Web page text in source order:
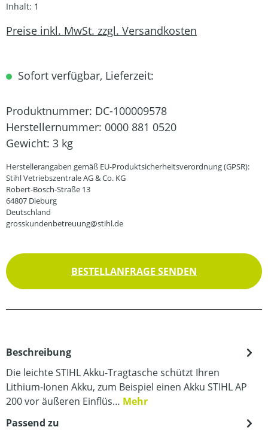
Inhalt: 1
Preise inkl. MwSt. zzgl. Versandkosten
Sofort verfügbar, Lieferzeit:
Produktnummer: DC-100009578
Herstellernummer: 0000 881 0520
Gewicht: 3 kg
Herstellerangaben gemäß EU-Produktsicherheitsverordnung (GPSR):
Stihl Vetriebszentrale AG & Co. KG
Robert-Bosch-Straße 13
64807 Dieburg
Deutschland
grosskundenbetreuung@stihl.de
BESTELLANFRAGE SENDEN
Beschreibung
Die leichte STIHL Akku-Tragtasche schützt Ihren
Lithium-Ionen Akku, zum Beispiel einen Akku STIHL AP
200 vor äußeren Einflüs… Mehr
Passend zu